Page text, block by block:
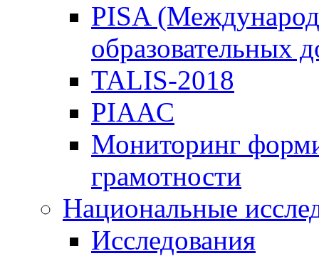
PISA
образовательных
TALIS-2018
PIAAC
Мониторинг
грамотности
Национальные
Исследования